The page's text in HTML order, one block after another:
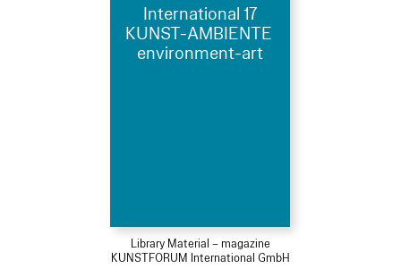
International 17
KUNST-AMBIENTE
environment-art
Library Material – magazine
KUNSTFORUM International GmbH